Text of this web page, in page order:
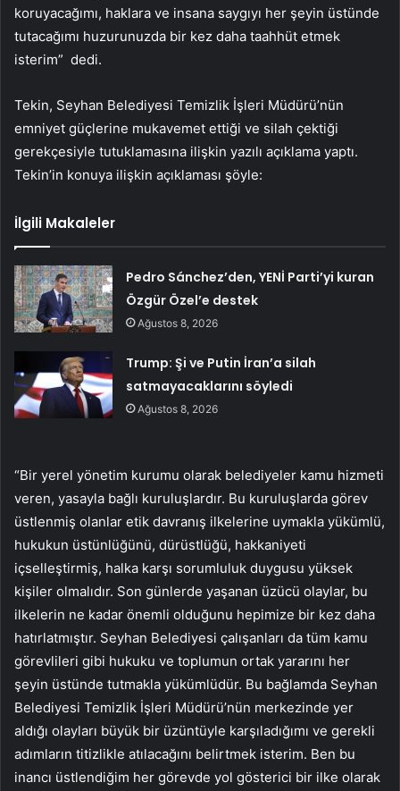
koruyacağımı, haklara ve insana saygıyı her şeyin üstünde
tutacağımı huzurunuzda bir kez daha taahhüt etmek
isterim” dedi.
Tekin, Seyhan Belediyesi Temizlik İşleri Müdürü’nün
emniyet güçlerine mukavemet ettiği ve silah çektiği
gerekçesiyle tutuklamasına ilişkin yazılı açıklama yaptı.
Tekin’in konuya ilişkin açıklaması şöyle:
İlgili Makaleler
Pedro Sánchez’den, YENİ Parti’yi kuran
Özgür Özel’e destek
Ağustos 8, 2026
Trump: Şi ve Putin İran’a silah
satmayacaklarını söyledi
Ağustos 8, 2026
“Bir yerel yönetim kurumu olarak belediyeler kamu hizmeti
veren, yasayla bağlı kuruluşlardır. Bu kuruluşlarda görev
üstlenmiş olanlar etik davranış ilkelerine uymakla yükümlü,
hukukun üstünlüğünü, dürüstlüğü, hakkaniyeti
içselleştirmiş, halka karşı sorumluluk duygusu yüksek
kişiler olmalıdır. Son günlerde yaşanan üzücü olaylar, bu
ilkelerin ne kadar önemli olduğunu hepimize bir kez daha
hatırlatmıştır. Seyhan Belediyesi çalışanları da tüm kamu
görevlileri gibi hukuku ve toplumun ortak yararını her
şeyin üstünde tutmakla yükümlüdür. Bu bağlamda Seyhan
Belediyesi Temizlik İşleri Müdürü’nün merkezinde yer
aldığı olayları büyük bir üzüntüyle karşıladığımı ve gerekli
adımların titizlikle atılacağını belirtmek isterim. Ben bu
inancı üstlendiğim her görevde yol gösterici bir ilke olarak